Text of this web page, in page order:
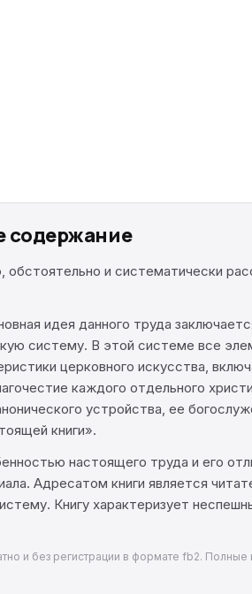
содержание
и систематически
идея данного труда
систему. В этой системе все
церковного искусства,
каждого отдельного
устройства, ее
книги».
настоящего труда и его
Адресатом книги является
Книгу характеризует
и без регистрации в формате fb2.